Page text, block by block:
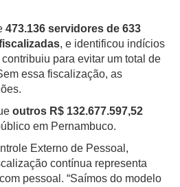
473.136 servidores de 633
, e identificou indícios
para evitar um total de
essa fiscalização, as
outros R$ 132.677.597,52
em Pernambuco.
Externo de Pessoal,
contínua representa
pessoal. “Saímos do modelo